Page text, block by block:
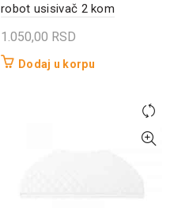
robot usisivač 2 kom
1.050,00 RSD
Dodaj u korpu